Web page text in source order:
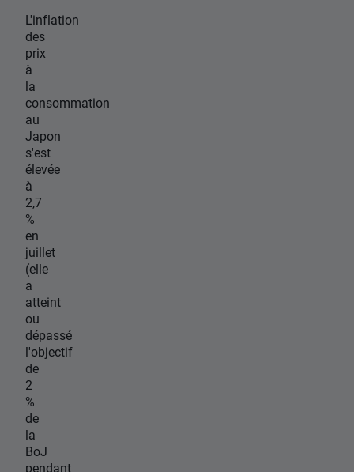
L'inflation
des
prix
à
la
consommation
au
Japon
s'est
élevée
à
2,7
%
en
juillet
(elle
a
atteint
ou
dépassé
l'objectif
de
2
%
de
la
BoJ
pendant